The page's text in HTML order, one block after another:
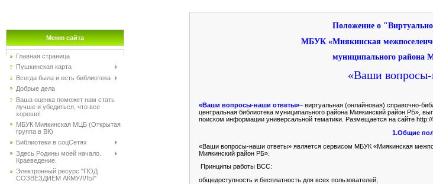
Меню сайта
Главная страница
Пушкинская карта
Всегда была и есть библиотека
Добрые дела
Ваша оценка поможет нам стать
лучше и убедиться, что все
хорошо!
МБУК Миякинская МЦБ (Открытая
группа в ВК)
Библиотеки в соцСетях
Здесь Родины моей начало.
Краеведение.
Электронный ресурс "ПОД
СОЗВЕЗДИЕМ АКМУЛЛЫ"
Положение о
МБУК «Миякинская
муниципального района
«Ваши
«Ваши вопросы-наши ответы»– виртуальная (онлайновая) справочно-
центральная библиотека муниципального района Миякинский район РБ»,
поиском информации универсальной тематики. Размещается на сайте
1.Общие
«Ваши вопросы-наши ответы» является сервисом МБУК «Миякинская
Миякинский район РБ».
Принципы работы ВСС:
общедоступность и бесплатность для всех пользователей;